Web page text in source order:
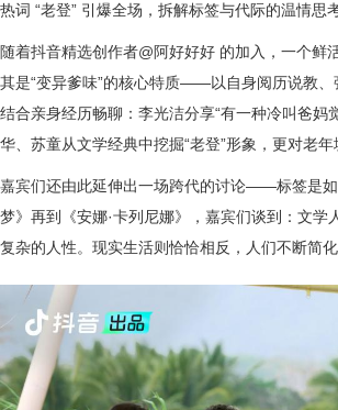
热词 “老登” 引爆全场，拆解标签与代际的温情思
随着抖音精选创作者@阿好好好 的加入，一个鲜
其是“变异爹味”的核心特质——以自身阅历说教
结合亲身经历畅聊：李光洁分享“有一种冷叫爸
华、苏童从文学经典中挖掘“老登”形象，更对老
嘉宾们还由此延伸出一场跨代的讨论——标签是
梦》再到《安娜·卡列尼娜》，嘉宾们谈到：文
复杂的人性。现实生活则恰恰相反，人们不断简